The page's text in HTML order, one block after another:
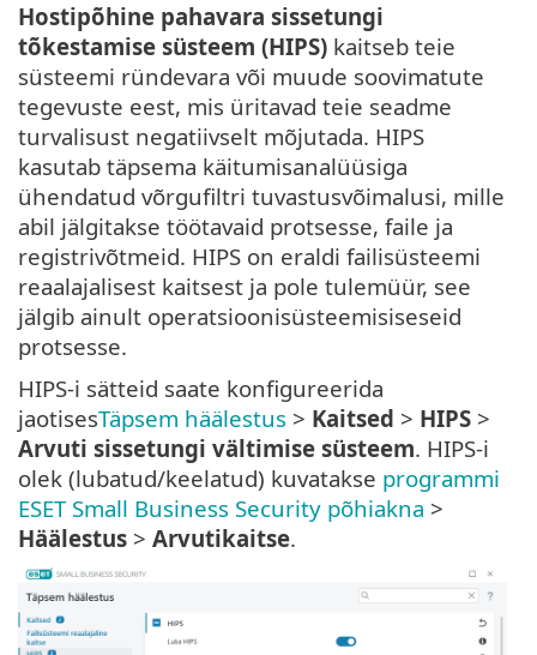
Hostipõhine pahavara sissetungi
tõkestamise süsteem (HIPS) kaitseb teie
süsteemi ründevara või muude soovimatute
tegevuste eest, mis üritavad teie seadme
turvalisust negatiivselt mõjutada. HIPS
kasutab täpsema käitumisanalüüsiga
ühendatud võrgufiltri tuvastusvõimalusi, mille
abil jälgitakse töötavaid protsesse, faile ja
registrivõtmeid. HIPS on eraldi failisüsteemi
reaalajalisest kaitsest ja pole tulemüür, see
jälgib ainult operatsioonisüsteemisiseseid
protsesse.
HIPS-i sätteid saate konfigureerida
jaotisesTäpsem häälestus > Kaitsed > HIPS >
Arvuti sissetungi vältimise süsteem. HIPS-i
olek (lubatud/keelatud) kuvatakse programmi
ESET Small Business Security põhiakna >
Häälestus > Arvutikaitse.